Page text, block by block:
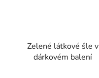
Zelené látkové šle v
dárkovém balení